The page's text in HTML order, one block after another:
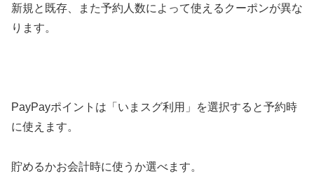
新規と既存、また予約人数によって使えるクーポンが異な
ります。
PayPayポイントは「いまスグ利用」を選択すると予約時
に使えます。
貯めるかお会計時に使うか選べます。